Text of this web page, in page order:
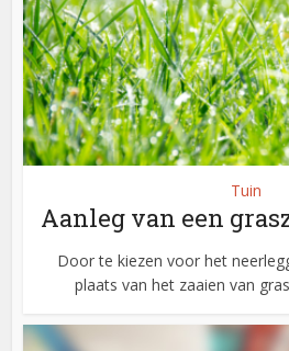
Tuin
Aanleg van een
Door te kiezen voor het
plaats van het zaaien van